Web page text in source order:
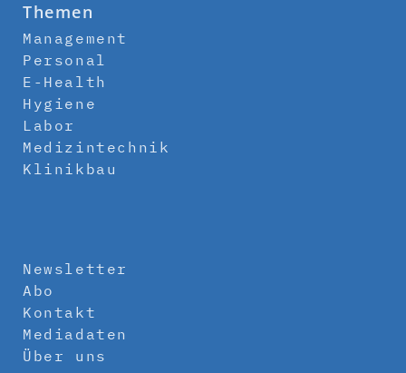
Themen
Management
Personal
E-Health
Hygiene
Labor
Medizintechnik
Klinikbau
Newsletter
Abo
Kontakt
Mediadaten
Über uns